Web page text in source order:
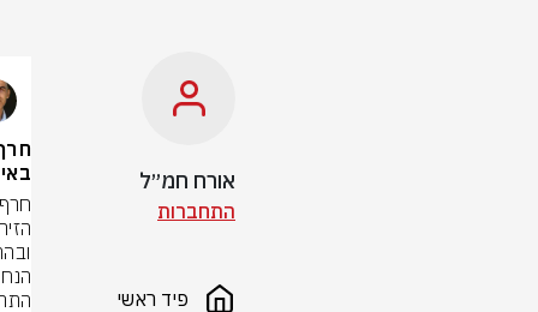
אורח חמ״ל
התחברות
פיד ראשי